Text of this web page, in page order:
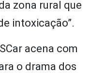
zona rural que
intoxicação”.
acena com
o drama dos